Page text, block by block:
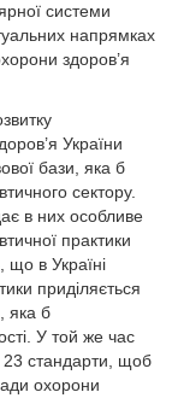
системи
напрямках
здоров’я
України
бази, яка б
сектору.
в них особливе
практики
що в Україні
приділяється
яка б
У той же час
стандарти, щоб
охорони